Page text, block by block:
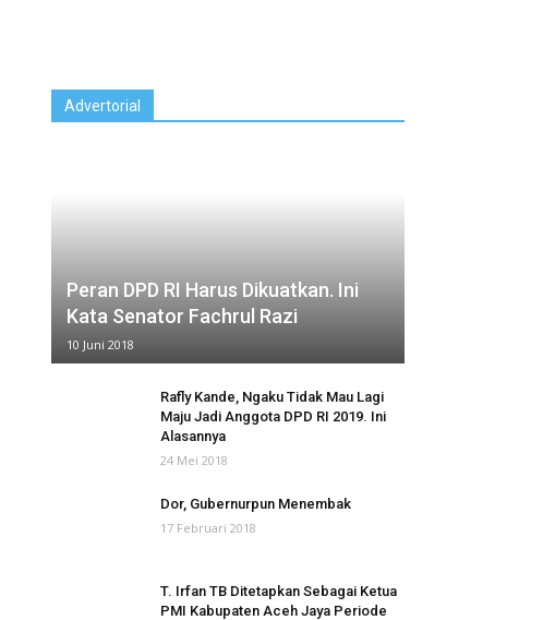
Advertorial
Peran DPD RI Harus Dikuatkan. Ini
Kata Senator Fachrul Razi
10 Juni 2018
Rafly Kande, Ngaku Tidak Mau Lagi
Maju Jadi Anggota DPD RI 2019. Ini
Alasannya
24 Mei 2018
Dor, Gubernurpun Menembak
17 Februari 2018
T. Irfan TB Ditetapkan Sebagai Ketua
PMI Kabupaten Aceh Jaya Periode